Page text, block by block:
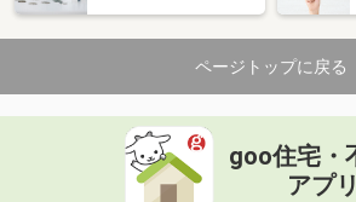
ページトップに戻る
goo住宅・
アプリ